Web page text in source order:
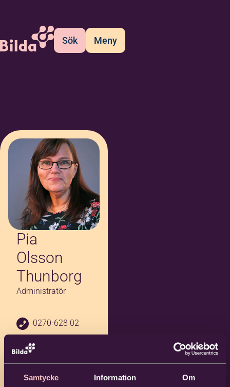
Samtycke Information Om
Sök Meny
Pia
Olsson
Thunborg
Administratör
0270-628 02
076-941 54 8
1
@bilda.nu